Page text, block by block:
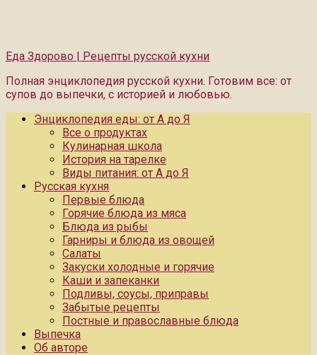
Еда Здорово | Рецепты русской кухни
Полная энциклопедия русской кухни. Готовим все: от
супов до выпечки, с историей и любовью.
Энциклопедия еды: от А до Я
Все о продуктах
Кулинарная школа
История на тарелке
Виды питания: от А до Я
Русская кухня
Первые блюда
Горячие блюда из мяса
Блюда из рыбы
Гарниры и блюда из овощей
Салаты
Закуски холодные и горячие
Каши и запеканки
Подливы, соусы, приправы
Забытые рецепты
Постные и православные блюда
Выпечка
Об авторе